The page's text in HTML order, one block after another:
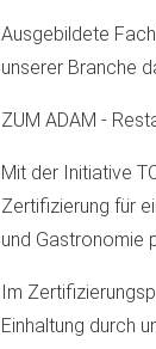
Ausgebildete
unserer Branche
ZUM ADAM -
Mit der Initiative
Zertifizierung für
und Gastronomie
Im
Einhaltung durch